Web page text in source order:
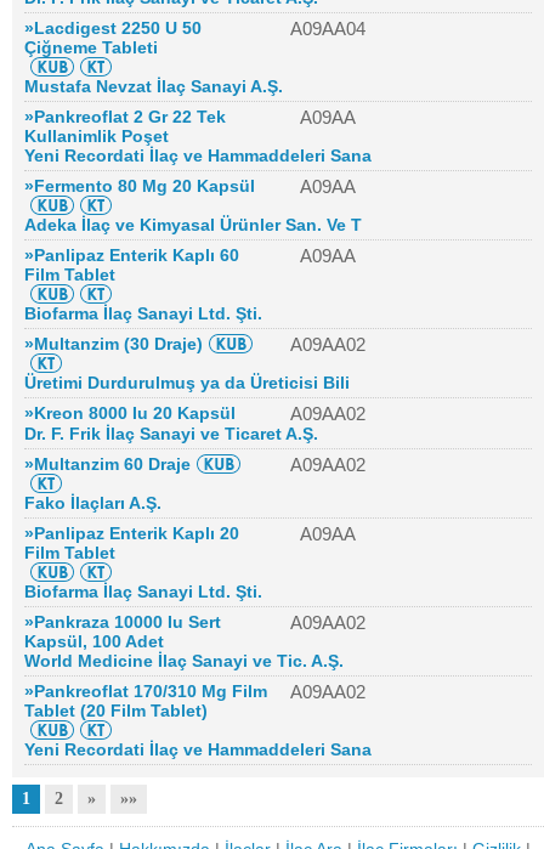
»Lacdigest 2250 U 50
Çiğneme Tableti
A09AA04
Mustafa Nevzat İlaç Sanayi A.Ş.
»Pankreoflat 2 Gr 22 Tek
Kullanimlik Poşet
A09AA
Yeni Recordati İlaç ve Hammaddeleri Sana
»Fermento 80 Mg 20 Kapsül
A09AA
Adeka İlaç ve Kimyasal Ürünler San. Ve T
»Panlipaz Enterik Kaplı 60
Film Tablet
A09AA
Biofarma İlaç Sanayi Ltd. Şti.
»Multanzim (30 Draje)
A09AA02
Üretimi Durdurulmuş ya da Üreticisi Bili
»Kreon 8000 Iu 20 Kapsül
A09AA02
Dr. F. Frik İlaç Sanayi ve Ticaret A.Ş.
»Multanzim 60 Draje
A09AA02
Fako İlaçları A.Ş.
»Panlipaz Enterik Kaplı 20
Film Tablet
A09AA
Biofarma İlaç Sanayi Ltd. Şti.
»Pankraza 10000 Iu Sert
Kapsül, 100 Adet
A09AA02
World Medicine İlaç Sanayi ve Tic. A.Ş.
»Pankreoflat 170/310 Mg Film
Tablet (20 Film Tablet)
A09AA02
Yeni Recordati İlaç ve Hammaddeleri Sana
1 2 » »»